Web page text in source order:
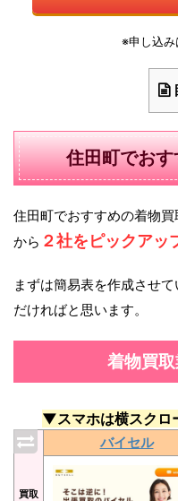
※申し込み
住田町でお
住田町でおすすめの着物
から ２社をピックアッ
まずは簡易表を作成させ
だければと思います。
着物買
▼スマホは横スクロ
買取
バイセル